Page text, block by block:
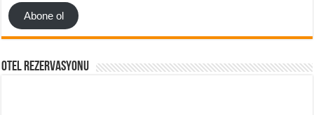
Abone ol
Otel Rezervasyonu